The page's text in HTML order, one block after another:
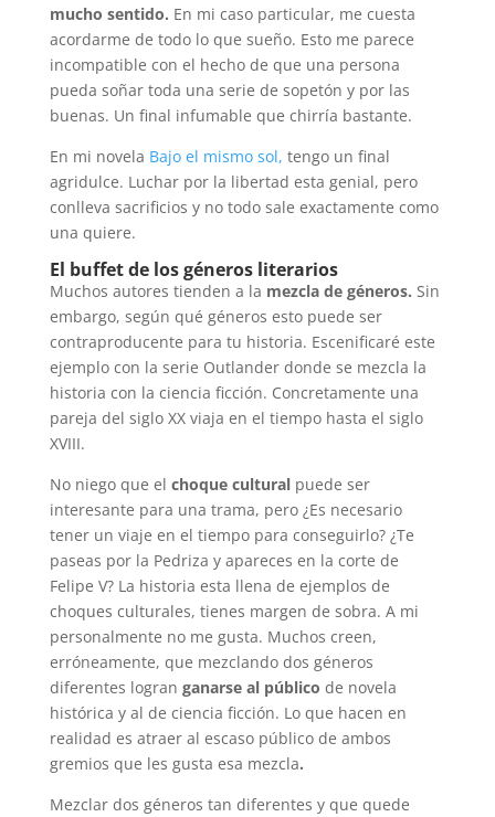
mucho sentido. En mi caso particular, me cuesta
acordarme de todo lo que sueño. Esto me parece
incompatible con el hecho de que una persona
pueda soñar toda una serie de sopetón y por las
buenas. Un final infumable que chirría bastante.
En mi novela Bajo el mismo sol, tengo un final
agridulce. Luchar por la libertad esta genial, pero
conlleva sacrificios y no todo sale exactamente como
una quiere.
El buffet de los géneros literarios
Muchos autores tienden a la mezcla de géneros. Sin
embargo, según qué géneros esto puede ser
contraproducente para tu historia. Escenificaré este
ejemplo con la serie Outlander donde se mezcla la
historia con la ciencia ficción. Concretamente una
pareja del siglo XX viaja en el tiempo hasta el siglo
XVIII.
No niego que el choque culturalpuede ser
interesante para una trama, pero ¿Es necesario
tener un viaje en el tiempo para conseguirlo? ¿Te
paseas por la Pedriza y apareces en la corte de
Felipe V? La historia esta llena de ejemplos de
choques culturales, tienes margen de sobra. A mi
personalmente no me gusta. Muchos creen,
erróneamente, que mezclando dos géneros
diferentes logran ganarse al público de novela
histórica y al de ciencia ficción. Lo que hacen en
realidad es atraer al escaso público de ambos
gremios que les gusta esa mezcla.
Mezclar dos géneros tan diferentes y que quede